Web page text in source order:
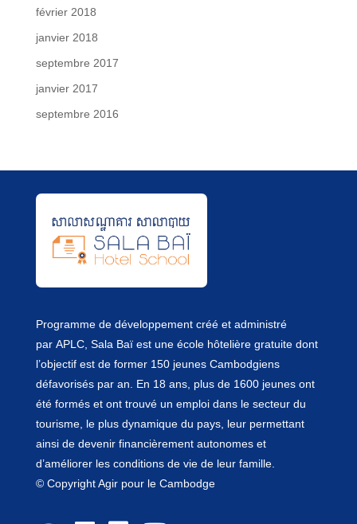
février 2018
janvier 2018
septembre 2017
janvier 2017
septembre 2016
Programme de développement créé et administré
par APLC, Sala Baï est une école hôtelière gratuite dont
l’objectif est de former 150 jeunes Cambodgiens
défavorisés par an. En 18 ans, plus de 1600 jeunes ont
été formés et ont trouvé un emploi dans le secteur du
tourisme, le plus dynamique du pays, leur permettant
ainsi de devenir financièrement autonomes et
d’améliorer les conditions de vie de leur famille.
© Copyright Agir pour le Cambodge